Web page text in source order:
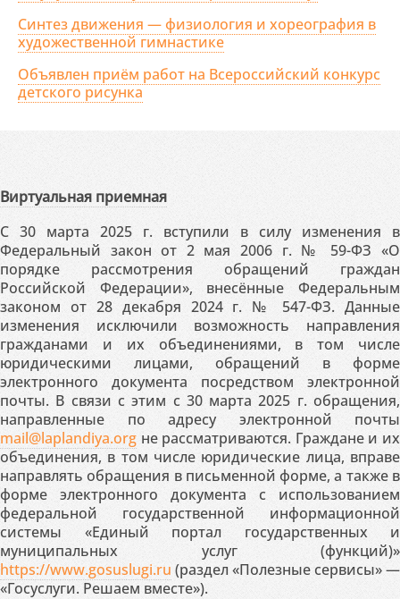
Синтез движения — физиология и хореография в
художественной гимнастике
Объявлен приём работ на Всероссийский конкурс
детского рисунка
Виртуальная приемная
С 30 марта 2025 г. вступили в силу изменения в
Федеральный закон от 2 мая 2006 г. № 59-ФЗ «О
порядке рассмотрения обращений граждан
Российской Федерации», внесённые Федеральным
законом от 28 декабря 2024 г. № 547-ФЗ. Данные
изменения исключили возможность направления
гражданами и их объединениями, в том числе
юридическими лицами, обращений в форме
электронного документа посредством электронной
почты. В связи с этим с 30 марта 2025 г. обращения,
направленные по адресу электронной почты
mail@laplandiya.org не рассматриваются. Граждане и их
объединения, в том числе юридические лица, вправе
направлять обращения в письменной форме, а также в
форме электронного документа с использованием
федеральной государственной информационной
системы «Единый портал государственных и
муниципальных услуг (функций)»
https://www.gosuslugi.ru (раздел «Полезные сервисы» —
«Госуслуги. Решаем вместе»).